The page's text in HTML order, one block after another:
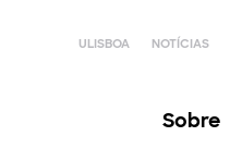
ULISBOA NOTÍCIAS
Sobre